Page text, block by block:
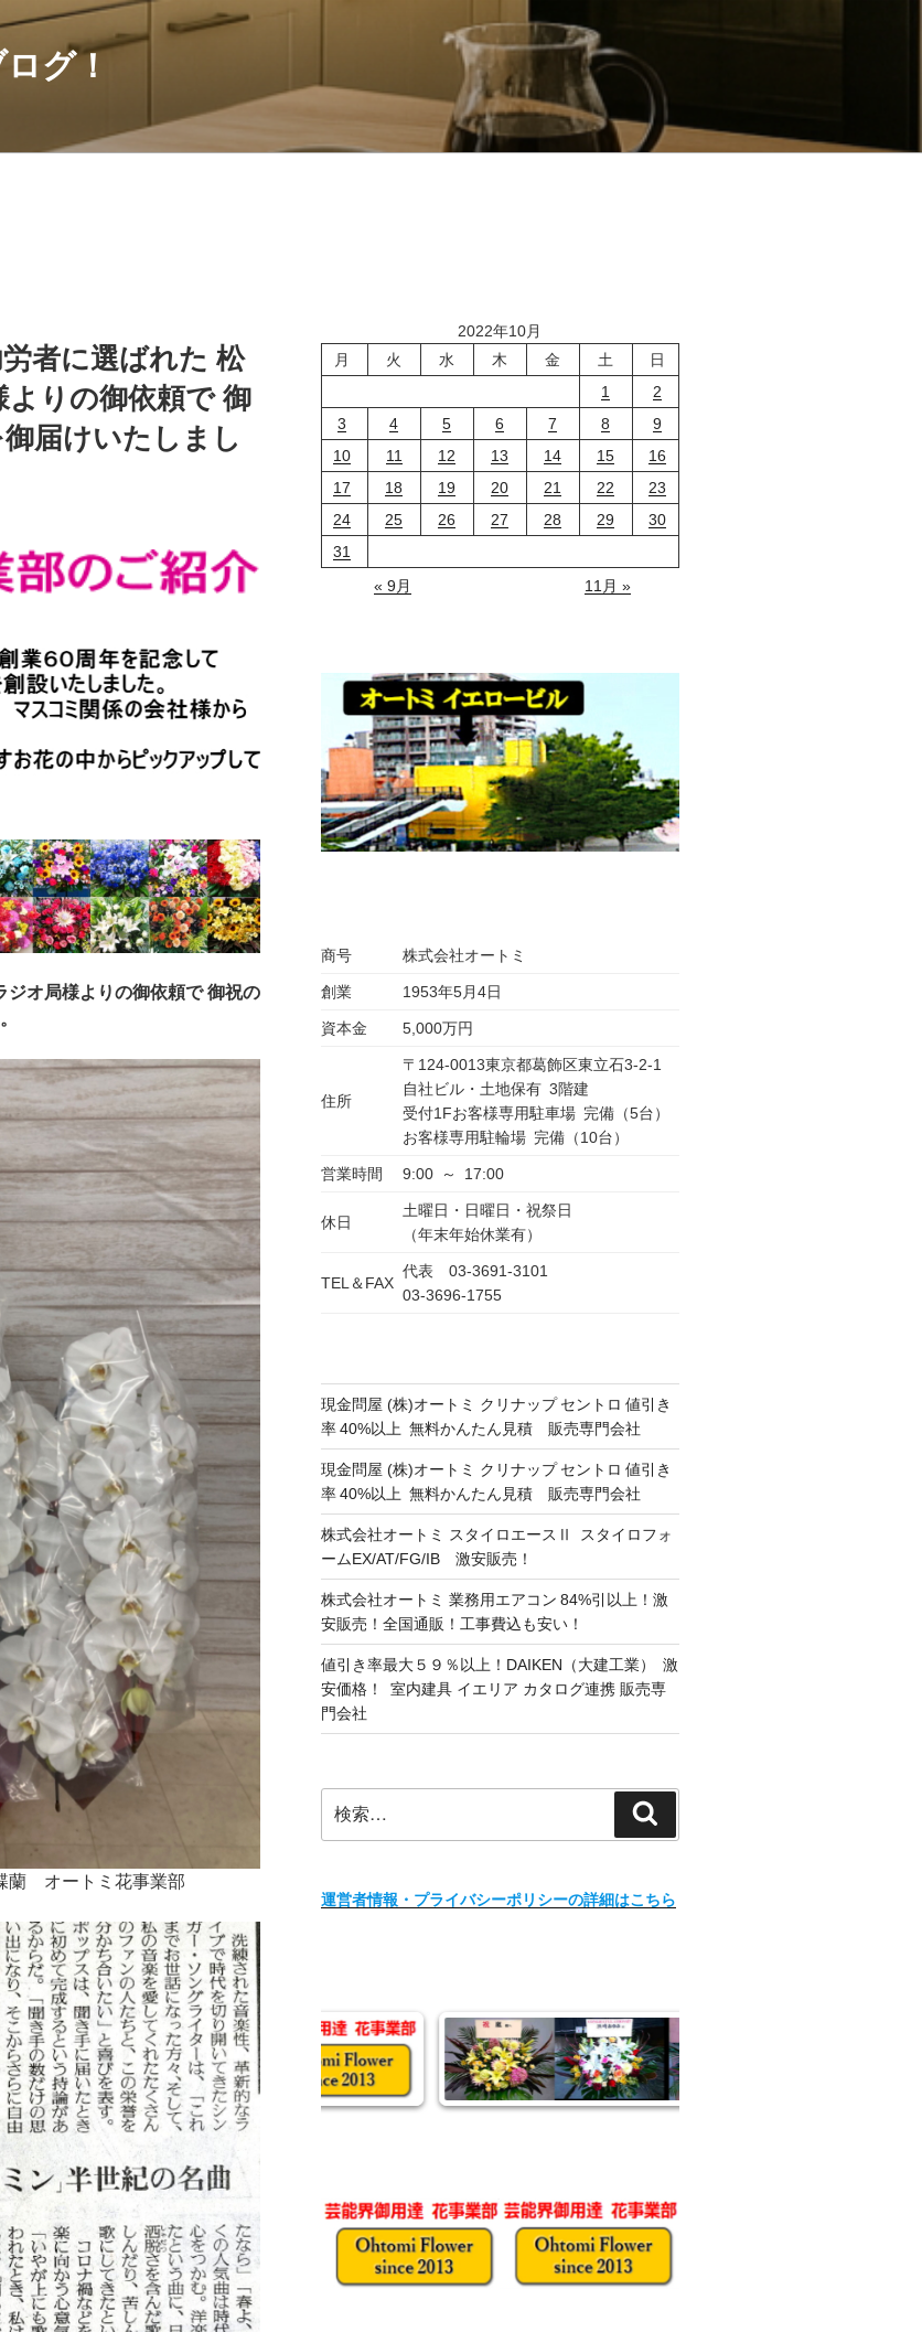
グ！
労者に選ばれた 松
りの御依頼で 御
届けいたしまし
ジオ局様よりの御依頼で 御祝の
蘭 オートミ花事業部
2022年10月
月
火 水 木 金 土
日
1
2
3
4 5 6 7 8
9
10
11 12 13 14 15
16
17
18 19 20 21 22
23
24
25 26 27 28 29
30
31
« 9月
11月 »
商号 株式会社オートミ
創業 1953年5月4日
資本金 5,000万円
住所
〒124-0013東京都葛飾区東立石3-2-1
自社ビル・土地保有 3階建
受付1Fお客様専用駐車場 完備（5台）
お客様専用駐輪場 完備（10台）
営業時間 9:00 ～ 17:00
休日
土曜日・日曜日・祝祭日
（年末年始休業有）
TEL＆FAX
代表 03-3691-3101
03-3696-1755
現金問屋 (株)オートミ クリナップ セントロ 値引き
率 40%以上 無料かんたん見積 販売専門会社
現金問屋 (株)オートミ クリナップ セントロ 値引き
率 40%以上 無料かんたん見積 販売専門会社
株式会社オートミ スタイロエースⅡ スタイロフォ
ームEX/AT/FG/IB 激安販売！
株式会社オートミ 業務用エアコン 84%引以上！激
安販売！全国通販！工事費込も安い！
値引き率最大５９％以上！DAIKEN（大建工業） 激
安価格！ 室内建具 イエリア カタログ連携 販売専
門会社
索:
索
運営者情報・プライバシーポリシーの詳細はこちら